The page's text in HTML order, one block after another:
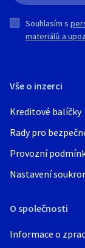
Vše o inzerci
Kreditové balíčky
Rady pro
Provozní
Nastavení
O společnosti
Informace o
Souhlasím s
materiálů a